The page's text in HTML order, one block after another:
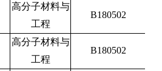
高分子材料与
工程
B180502
高分子材料与
工程
B180502